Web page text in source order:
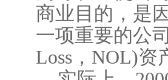
商业目的，是
一项重要的公
Loss ， NOL)资